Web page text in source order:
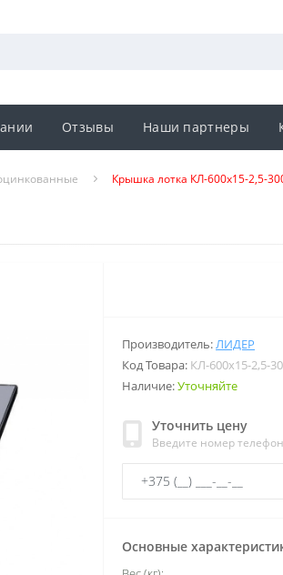
Отзывы Наши партнеры
Крышка лотка КЛ-600х15-2,5-
Производитель:ЛИДЕР
Код Товара: КЛ-600х15-2,5-
Наличие:Уточняйте
Уточнить цену
Введите номер
Основные